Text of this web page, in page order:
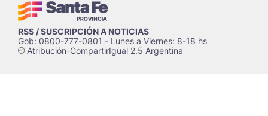
RSS / SUSCRIPCIÓN A NOTICIAS
Gob: 0800-777-0801 - Lunes a Viernes: 8-18 hs
cAtribución-CompartirIgual 2.5 Argentina